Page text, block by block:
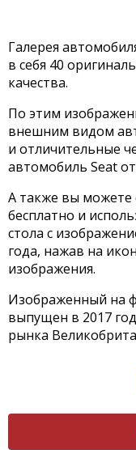
Галерея
в себя 40
качества.
По этим
внешним видом
и отличительные
автомобиль Seat
А также вы можете
бесплатно и
стола с
года, нажав на
изображения.
Изображенный на
выпущен в 2017
рынка